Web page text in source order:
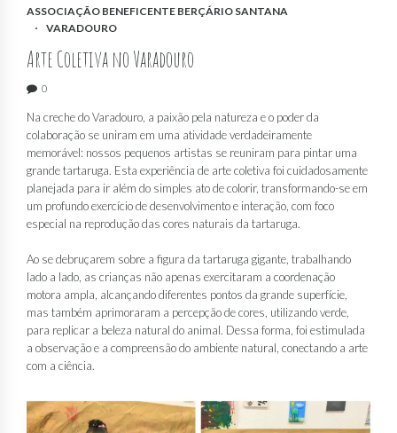
ASSOCIAÇÃO BENEFICENTE BERÇÁRIO SANTANA
VARADOURO
Arte Coletiva no Varadouro
0
Na creche do Varadouro, a paixão pela natureza e o poder da
colaboração se uniram em uma atividade verdadeiramente
memorável: nossos pequenos artistas se reuniram para pintar uma
grande tartaruga. Esta experiência de arte coletiva foi cuidadosamente
planejada para ir além do simples ato de colorir, transformando-se em
um profundo exercício de desenvolvimento e interação, com foco
especial na reprodução das cores naturais da tartaruga.
Ao se debruçarem sobre a figura da tartaruga gigante, trabalhando
lado a lado, as crianças não apenas exercitaram a coordenação
motora ampla, alcançando diferentes pontos da grande superfície,
mas também aprimoraram a percepção de cores, utilizando verde,
para replicar a beleza natural do animal. Dessa forma, foi estimulada
a observação e a compreensão do ambiente natural, conectando a arte
com a ciência.